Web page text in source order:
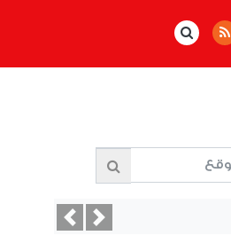
PreviousNext